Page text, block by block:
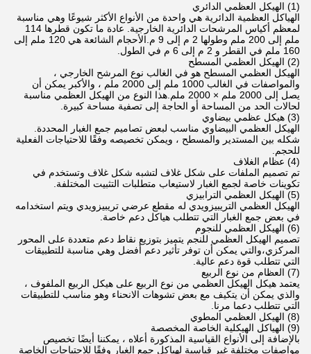
(1) الهيكل العظمي الدائري
الهياكل العظمية الدائرية هي واحدة من الأنواع الأكثر شيوعًا وهي مناسبة
لمعظم أكياس المرشحات الدائرية الخارجية. عادة ما تكون قطرها 114
ملم إلى 200 ملم وطولها 2 م إلى 9 م.الأحجام الشائعة هي 120 ملم إلى
160 ملم في القطر و 2 م إلى 6 م في الطول.
(2) الهيكل العظمي المسطح
الهيكل العظمي المسطح هو في الغالب نوع المرشح الخارجي ،
والمواصفات في الغالب 1000 ملم إلى 2000 ملم ، والأكبر يمكن أن
يصل إلى 2000 ملم × 2000 ملم.هذا النوع من الهيكل العظمي مناسبة
لحالات الحد من المساحة أو الحاجة إلى تصفية مساحة كبيرة.
(3) هيكل عظمي بيضاوي
الهيكل العظمي البيضاوي مناسب لبعض تصاميم جمع الغبار المحددة.
شكله بين المستدير والمسطح ، ويمكن تخصيصه وفقًا للاحتياجات الفعلية
للحجم.
(4) عظام الغلاف
تم تصميم الملفات على شكل غلاف لتشبه شكل غلاف وتستخدم في
تكوينات خاصة لجمع الغبار لاستيعاب متطلبات التثبيت المختلفة.
(5) الهيكل العظمي الترابيزي
الهيكل العظمي التريبيزويدي له مقطع عرضي تريبيزويدي ويتم استخدامه
في بعض جمع الغبار التي تتطلب هياكل دعم خاصة.
(6) الهيكل العظمي للنجوم
تصميم الهيكل العظمي للنجم يتميز بتوزيع نقاط دعم متعددة على المحور
المركزي،والتي يمكن أن توفر تأثير دعم أفضل وهي مناسبة للتطبيقات
التي تتطلب قوة دعم عالية.
(7) العظام من نوع الربيع
يعتمد هيكل الهيكل العظمي من نوع الربيع على هيكل الربيع الملفوف ،
والذي يمكن أن يتكيف مع بعض تشوهات الانحناء وهو مناسب للتطبيقات
التي تتطلب دعما مرنا.
(8) الهيكل العظمي المطوي
(9) الهياكل الهيكلية الخاصة المخصصة
بالإضافة إلى الأنواع القياسية المذكورة أعلاه ، يمكننا أيضًا تخصيص
مواصفات مختلفة غير قياسية لهياكل جمع الغبار وفقًا للاحتياجات الخاصة